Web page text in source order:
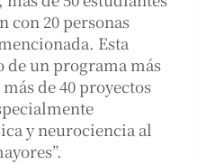
20 personas
Esta
un programa más
de 40 proyectos
y neurociencia al